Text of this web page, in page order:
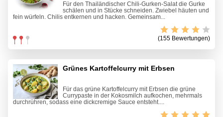
Für den Thailändischer Chili-Gurken-Salat die Gurke
schälen und in Stücke schneiden. Zwiebel häuten und
fein würfeln. Chilis entkernen und hacken. Gemeinsam...
(155 Bewertungen)
Grünes Kartoffelcurry mit Erbsen
Für das grüne Kartoffelcurry mit Erbsen die grüne
Currypaste in der Kokosmilch aufkochen, mehrmals
durchrühren, sodass eine dickcremige Sauce entsteht....